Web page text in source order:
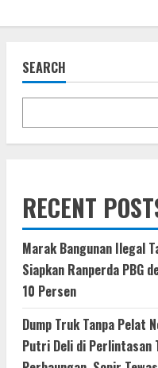
SEARCH
RECENT
Marak Bangunan Ilegal
Siapkan Ranperda PBG
10 Persen
Dump Truk Tanpa Pelat
Putri Deli di Perlintasan